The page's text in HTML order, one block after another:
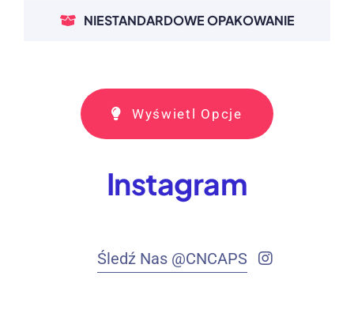
NIESTANDARDOWE OPAKOWANIE
Wyświetl Opcje
Instagram
Śledź Nas @CNCAPS